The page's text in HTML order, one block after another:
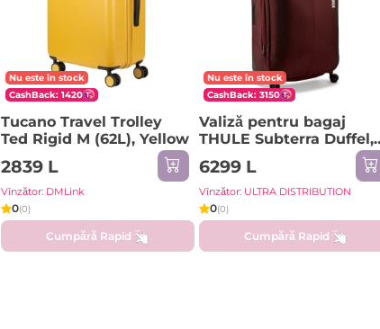
Nu este în stock
CashBack: 1420
Tucano Travel Trolley
Ted Rigid M (62L), Yellow
2839 L
Vînzător: DMLink
0(0)
Cumpără Rapid
Nu este în stock
CashBack: 3150
Valiză pentru bagaj
THULE Subterra Duffel,
6299 L
Vînzător: ULTRA DISTRIBUTION
0(0)
Cumpără Rapid